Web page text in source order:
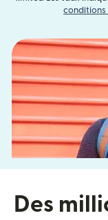
conditions
Des